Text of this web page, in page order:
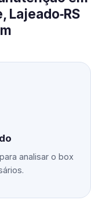
Lajeado‑RS
analisar o box